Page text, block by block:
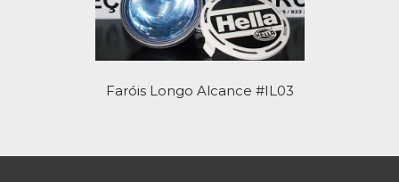
Faróis Longo Alcance #IL03